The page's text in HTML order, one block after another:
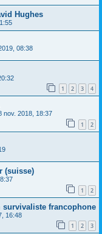
Hughes
08:38
1 2 3 4
nov. 2018, 18:37
1 2
(suisse)
1 2
survivaliste francophone
16:48
1 2 3